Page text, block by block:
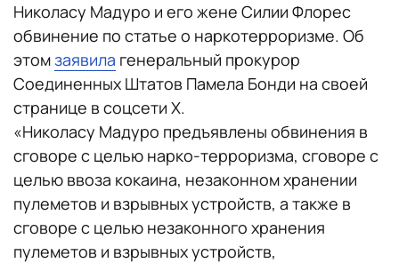
Николасу Мадуро и его жене Силии Флорес
обвинение по статье о наркотерроризме. Об
этомзаявила генеральный прокурор
Соединенных Штатов Памела Бонди на своей
странице в соцсети X.
«Николасу Мадуро предъявлены обвинения в
сговоре с целью нарко-терроризма, сговоре с
целью ввоза кокаина, незаконном хранении
пулеметов и взрывных устройств, а также в
сговоре с целью незаконного хранения
пулеметов и взрывных устройств,